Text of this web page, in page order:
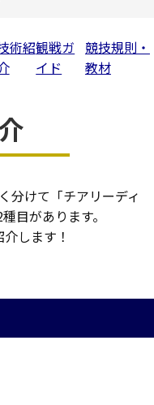
術紹観戦ガ
イド
競技規則・
教材
分けて「チアリーディ
目があります。
します！